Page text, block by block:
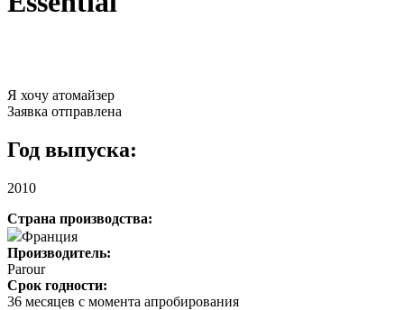
Я хочу атомайзер
Заявка отправлена
Год выпуска:
2010
Страна производства:
Франция
Производитель:
Parour
Срок годности:
36 месяцев с момента апробирования